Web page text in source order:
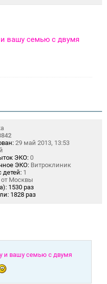
вашу семью с двумя
29 май 2013, 13:53
ЭКО: 0
ЭКО: Витроклиник
детей: 1
Москвы
1530 раз
1828 раз
и вашу семью с двумя